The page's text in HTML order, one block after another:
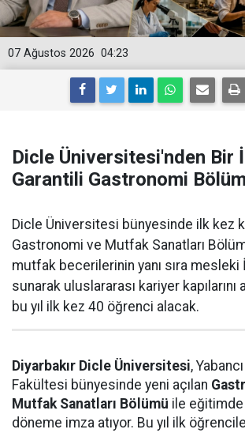
04:23
07 Ağustos 2026
Dicle Üniversitesi'nden Bir
Garantili Gastronomi
Dicle Üniversitesi bünyesinde ilk kez
Gastronomi ve Mutfak Sanatları
mutfak becerilerinin yanı sıra
sunarak uluslararası kariyer kapılarını
bu yıl ilk kez 40 öğrenci alacak.
Diyarbakır Dicle Üniversitesi,
Fakültesi bünyesinde yeni açılan
Mutfak Sanatları Bölümü ile
döneme imza atıyor. Bu yıl ilk